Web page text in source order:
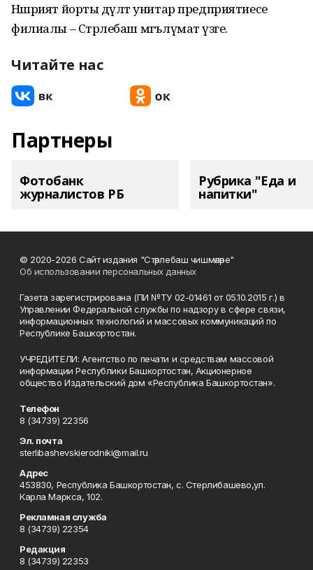
Нәшрият йорты дәүләт унитар предприятиесе
филиалы – Стәрлебаш мәгълүмат үзәге.
Читайте нас
Партнеры
Фотобанк
журналистов РБ
Рубрика "Еда и
напитки"
© 2020-2026 Сайт издания "Стәрлебаш чишмәләре"
Об использовании персональных данных
Газета зарегистрирована (ПИ №ТУ 02-01461 от 05.10.2015 г.) в
Управлении Федеральной службы по надзору в сфере связи,
информационных технологий и массовых коммуникаций по
Республике Башкортостан.
УЧРЕДИТЕЛИ: Агентство по печати и средствам массовой
информации Республики Башкортостан, Акционерное
общество Издательский дом «Республика Башкортостан».
Телефон
8 (34739) 22356
Эл. почта
sterlibashevskierodniki@mail.ru
Адрес
453830, Республика Башкортостан, c. Стерлибашево,ул.
Карла Маркса, 102.
Рекламная служба
8 (34739) 22354
Редакция
8 (34739) 22353